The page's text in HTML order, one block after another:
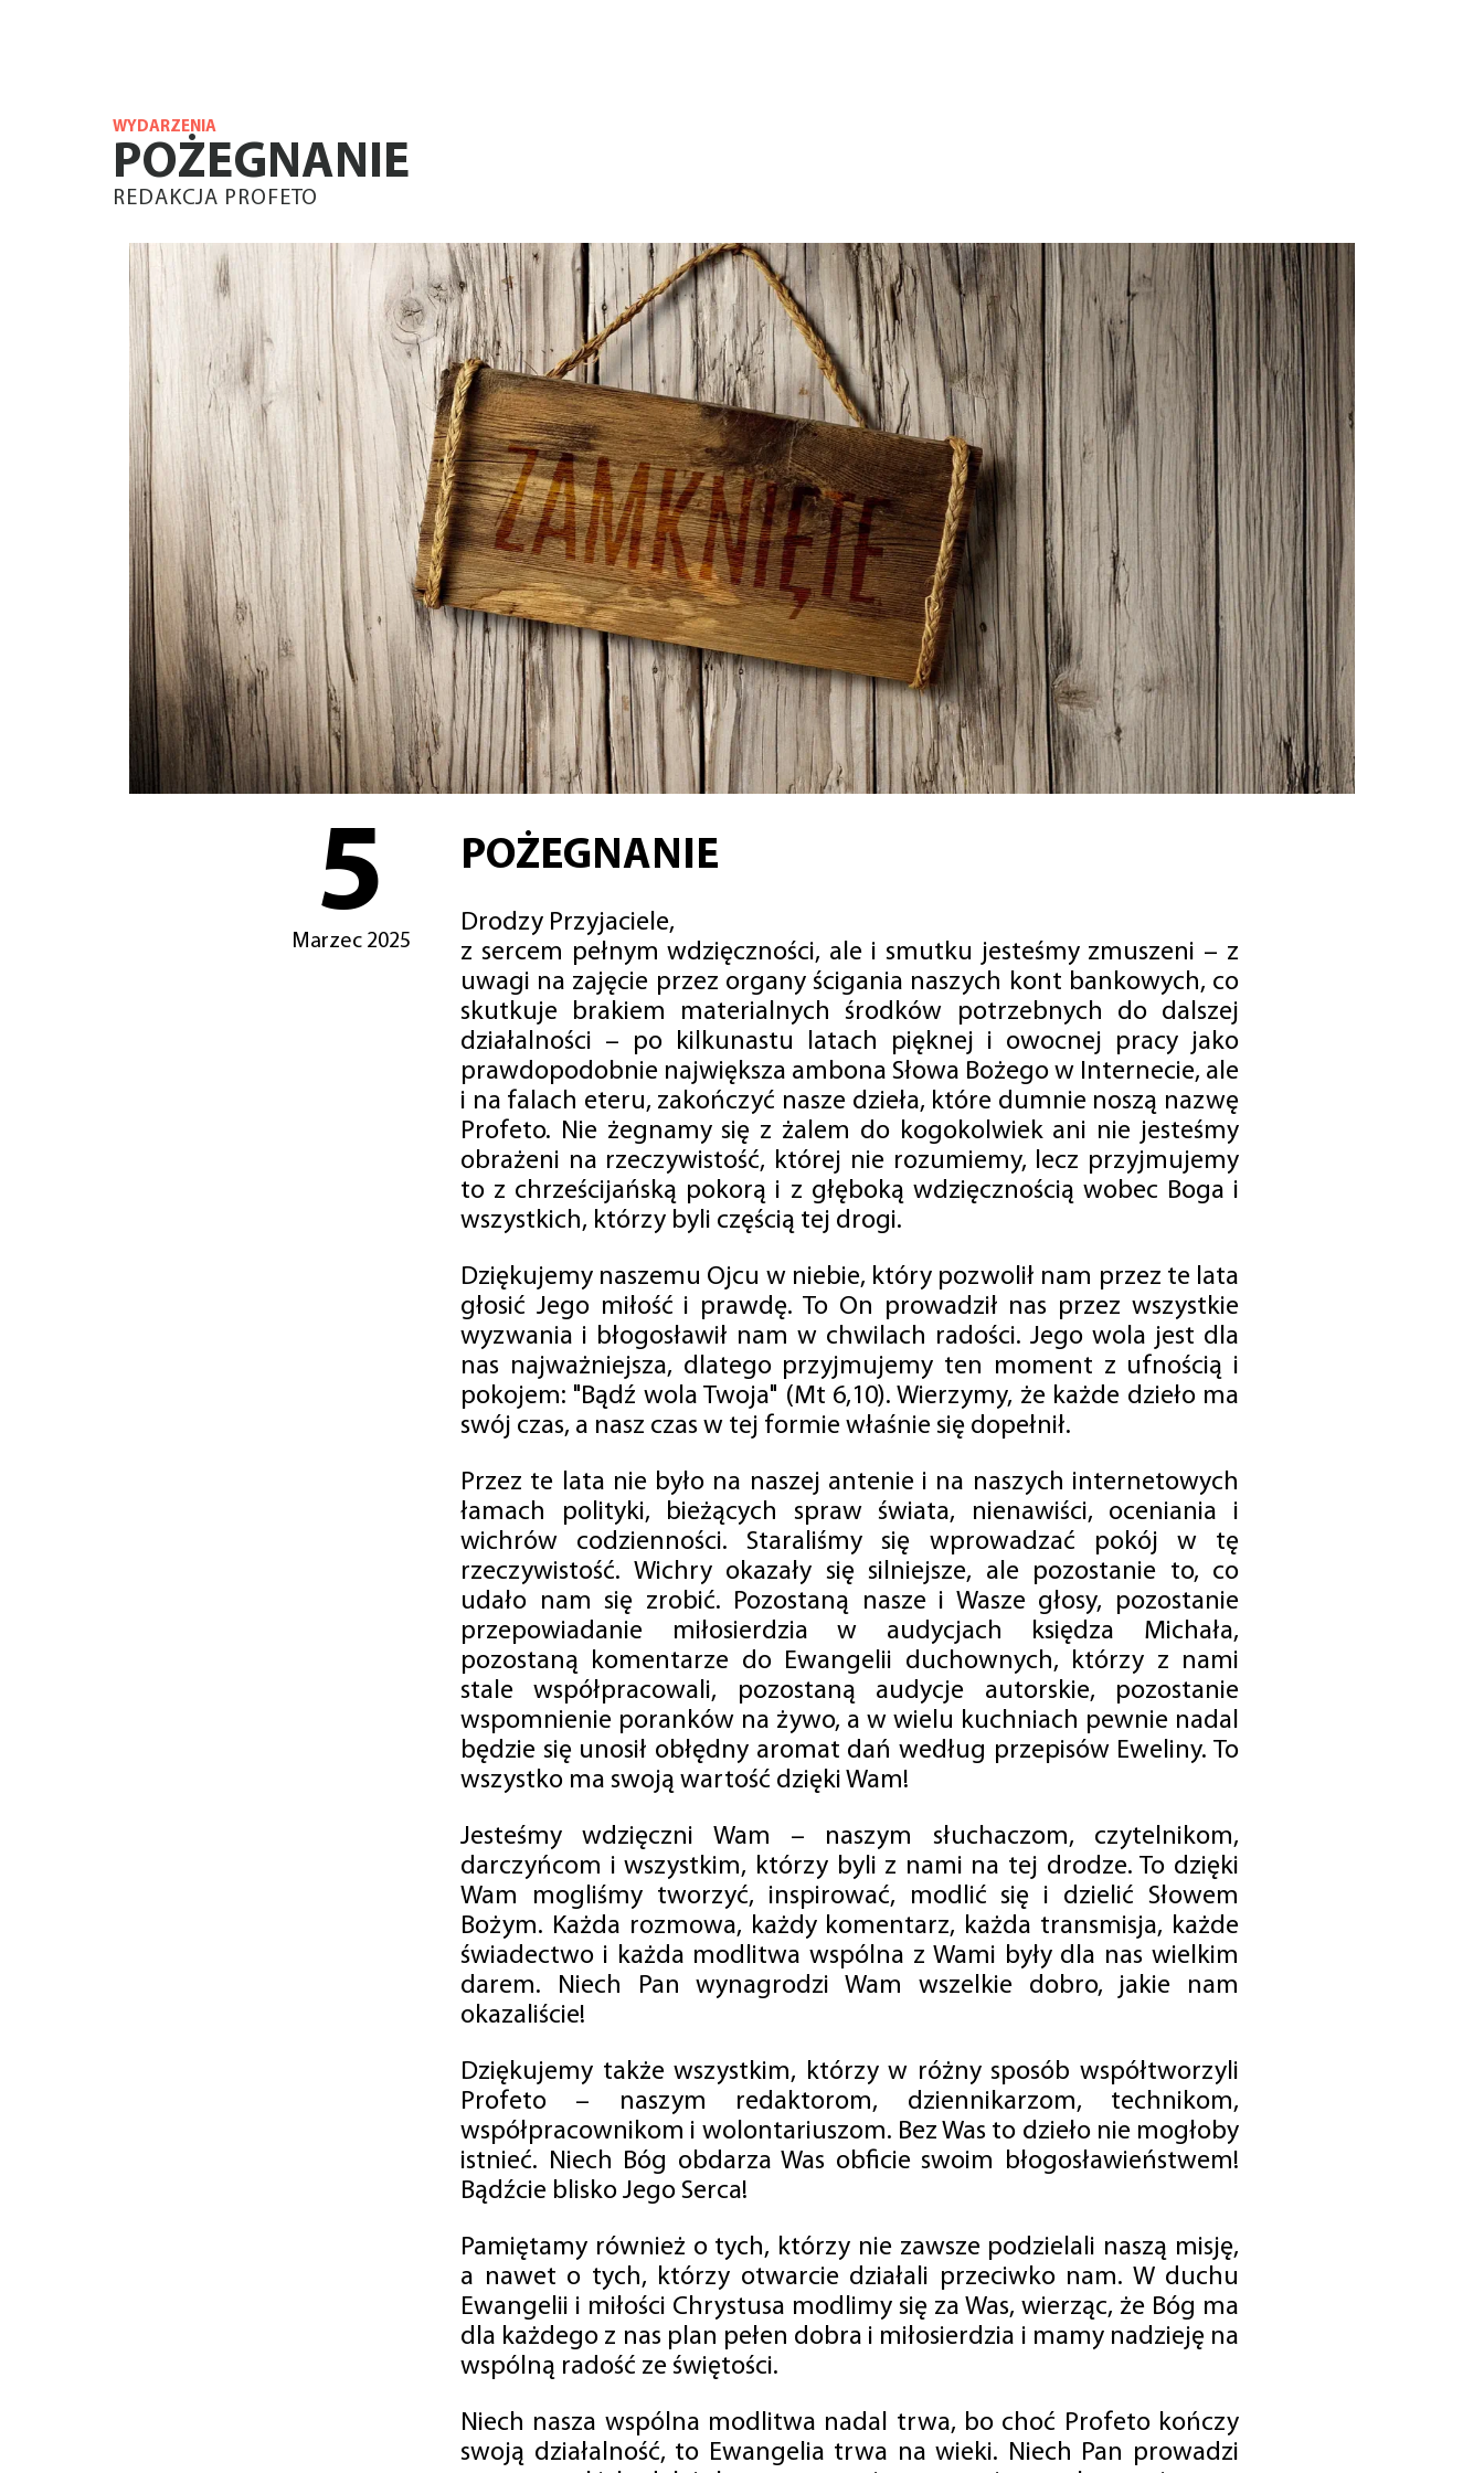
WYDARZENIA
POŻEGNANIE
REDAKCJA PROFETO
5
Marzec 2025
POŻEGNANIE
Drodzy Przyjaciele,
z sercem pełnym wdzięczności, ale i smutku jesteśmy zmuszeni – z
uwagi na zajęcie przez organy ścigania naszych kont bankowych, co
skutkuje brakiem materialnych środków potrzebnych do dalszej
działalności – po kilkunastu latach pięknej i owocnej pracy jako
prawdopodobnie największa ambona Słowa Bożego w Internecie, ale
i na falach eteru, zakończyć nasze dzieła, które dumnie noszą nazwę
Profeto. Nie żegnamy się z żalem do kogokolwiek ani nie jesteśmy
obrażeni na rzeczywistość, której nie rozumiemy, lecz przyjmujemy
to z chrześcijańską pokorą i z głęboką wdzięcznością wobec Boga i
wszystkich, którzy byli częścią tej drogi.
Dziękujemy naszemu Ojcu w niebie, który pozwolił nam przez te lata
głosić Jego miłość i prawdę. To On prowadził nas przez wszystkie
wyzwania i błogosławił nam w chwilach radości. Jego wola jest dla
nas najważniejsza, dlatego przyjmujemy ten moment z ufnością i
pokojem: "Bądź wola Twoja" (Mt 6,10). Wierzymy, że każde dzieło ma
swój czas, a nasz czas w tej formie właśnie się dopełnił.
Przez te lata nie było na naszej antenie i na naszych internetowych
łamach polityki, bieżących spraw świata, nienawiści, oceniania i
wichrów codzienności. Staraliśmy się wprowadzać pokój w tę
rzeczywistość. Wichry okazały się silniejsze, ale pozostanie to, co
udało nam się zrobić. Pozostaną nasze i Wasze głosy, pozostanie
przepowiadanie miłosierdzia w audycjach księdza Michała,
pozostaną komentarze do Ewangelii duchownych, którzy z nami
stale współpracowali, pozostaną audycje autorskie, pozostanie
wspomnienie poranków na żywo, a w wielu kuchniach pewnie nadal
będzie się unosił obłędny aromat dań według przepisów Eweliny. To
wszystko ma swoją wartość dzięki Wam!
Jesteśmy wdzięczni Wam – naszym słuchaczom, czytelnikom,
darczyńcom i wszystkim, którzy byli z nami na tej drodze. To dzięki
Wam mogliśmy tworzyć, inspirować, modlić się i dzielić Słowem
Bożym. Każda rozmowa, każdy komentarz, każda transmisja, każde
świadectwo i każda modlitwa wspólna z Wami były dla nas wielkim
darem. Niech Pan wynagrodzi Wam wszelkie dobro, jakie nam
okazaliście!
Dziękujemy także wszystkim, którzy w różny sposób współtworzyli
Profeto – naszym redaktorom, dziennikarzom, technikom,
współpracownikom i wolontariuszom. Bez Was to dzieło nie mogłoby
istnieć. Niech Bóg obdarza Was obficie swoim błogosławieństwem!
Bądźcie blisko Jego Serca!
Pamiętamy również o tych, którzy nie zawsze podzielali naszą misję,
a nawet o tych, którzy otwarcie działali przeciwko nam. W duchu
Ewangelii i miłości Chrystusa modlimy się za Was, wierząc, że Bóg ma
dla każdego z nas plan pełen dobra i miłosierdzia i mamy nadzieję na
wspólną radość ze świętości.
Niech nasza wspólna modlitwa nadal trwa, bo choć Profeto kończy
swoją działalność, to Ewangelia trwa na wieki. Niech Pan prowadzi